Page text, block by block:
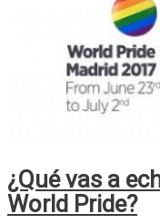
¿Qué vas a
World Pride?